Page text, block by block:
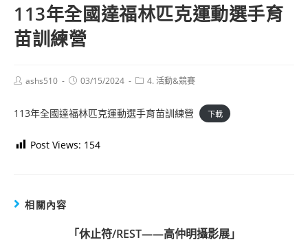
113年全國達福林匹克運動選手育
苗訓練營
Postashs510
Post03/15/2024
Post4. 活動&競賽
113年全國達福林匹克運動選手育苗訓練營 下載
Post Views: 154
相關內容
「休止符/REST——高仲明攝影展」